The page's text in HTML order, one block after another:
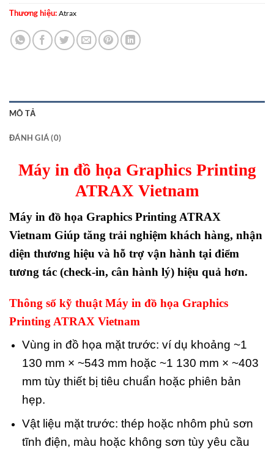
Thương hiệu: Atrax
MÔ TẢ
ĐÁNH GIÁ (0)
Máy in đồ họa Graphics Printing
ATRAX Vietnam
Máy in đồ họa Graphics Printing ATRAX
Vietnam Giúp tăng trải nghiệm khách hàng, nhận
diện thương hiệu và hỗ trợ vận hành tại điểm
tương tác (check-in, cân hành lý) hiệu quả hơn.
Thông số kỹ thuật Máy in đồ họa Graphics
Printing ATRAX Vietnam
Vùng in đồ họa mặt trước: ví dụ khoảng ~1
130 mm × ~543 mm hoặc ~1 130 mm × ~403
mm tùy thiết bị tiêu chuẩn hoặc phiên bản
hẹp.
Vật liệu mặt trước: thép hoặc nhôm phủ sơn
tĩnh điện, màu hoặc không sơn tùy yêu cầu